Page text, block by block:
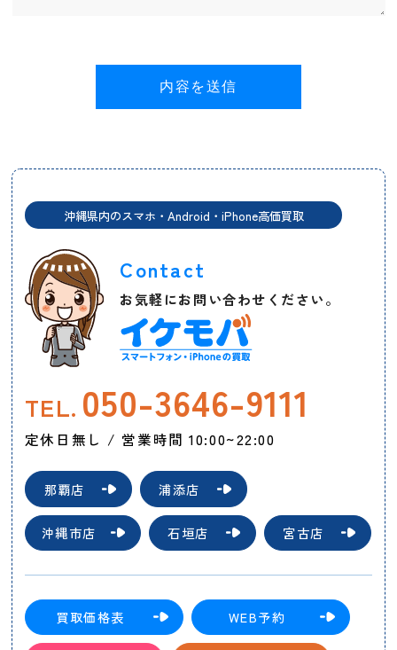
内容を送信
沖縄県内のスマホ・Android・iPhone高価買取
Contact
お気軽にお問い合わせください。
TEL. 050-3646-9111
定休日無し / 営業時間 10:00~22:00
那覇店 浦添店
沖縄市店 石垣店 宮古店
買取価格表 WEB予約